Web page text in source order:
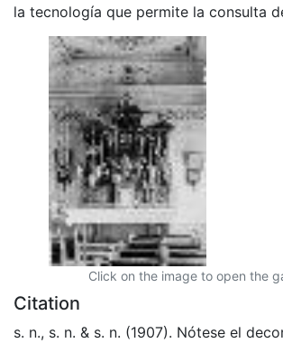
la tecnología que permite la consulta
Click on the image to open the
Citation
s. n., s. n. & s. n. (1907). Nótese el